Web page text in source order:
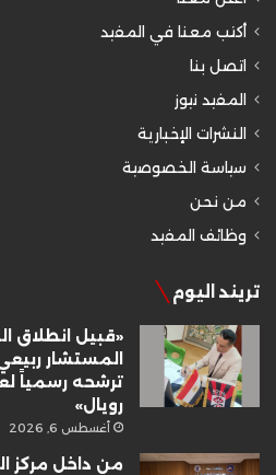
أكتب معنا في المفيد
اتصل بنا
المفيد نيوز
النشرات الإخبارية
سياسة الخصوصية
من نحن
وظائف المفيد
تريند اليوم
«قبيل انطلاق
المستشار
ترشحه رسمياً
رويال»
أغسطس 6, 2026
من داخل مركز